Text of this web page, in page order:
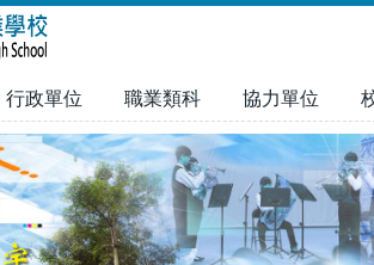
行政單位 職業類科 協力單位